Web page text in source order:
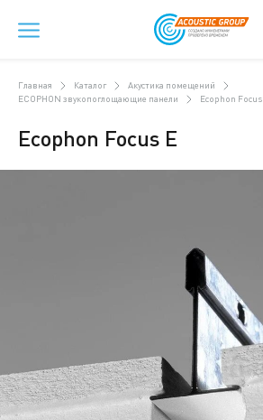
Главная Каталог
Акустика помещений
ECOPHON звукопоглощающие панели
Ecophon Focus
Ecophon Focus E